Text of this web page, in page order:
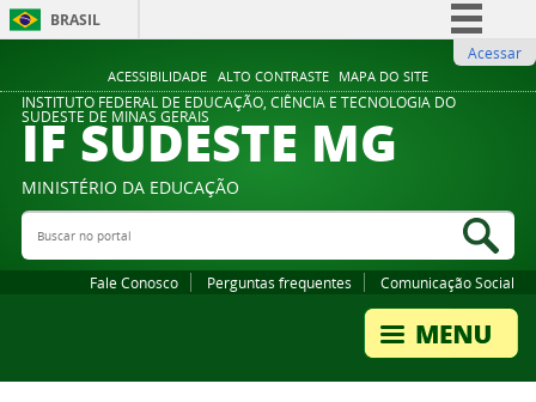
ACESSIBILIDADE ALTO CONTRASTE MAPA DO SITE
BRASIL
Comunica BR
Participe
Legislação
Acessar
INSTITUTO FEDERAL DE EDUCAÇÃO, CIÊNCIA E TECNOLOGIA DO
SUDESTE DE MINAS GERAIS
IF SUDESTE MG
MINISTÉRIO DA EDUCAÇÃO
Buscar no portal
Fale Conosco Perguntas frequentes Comunicação Social